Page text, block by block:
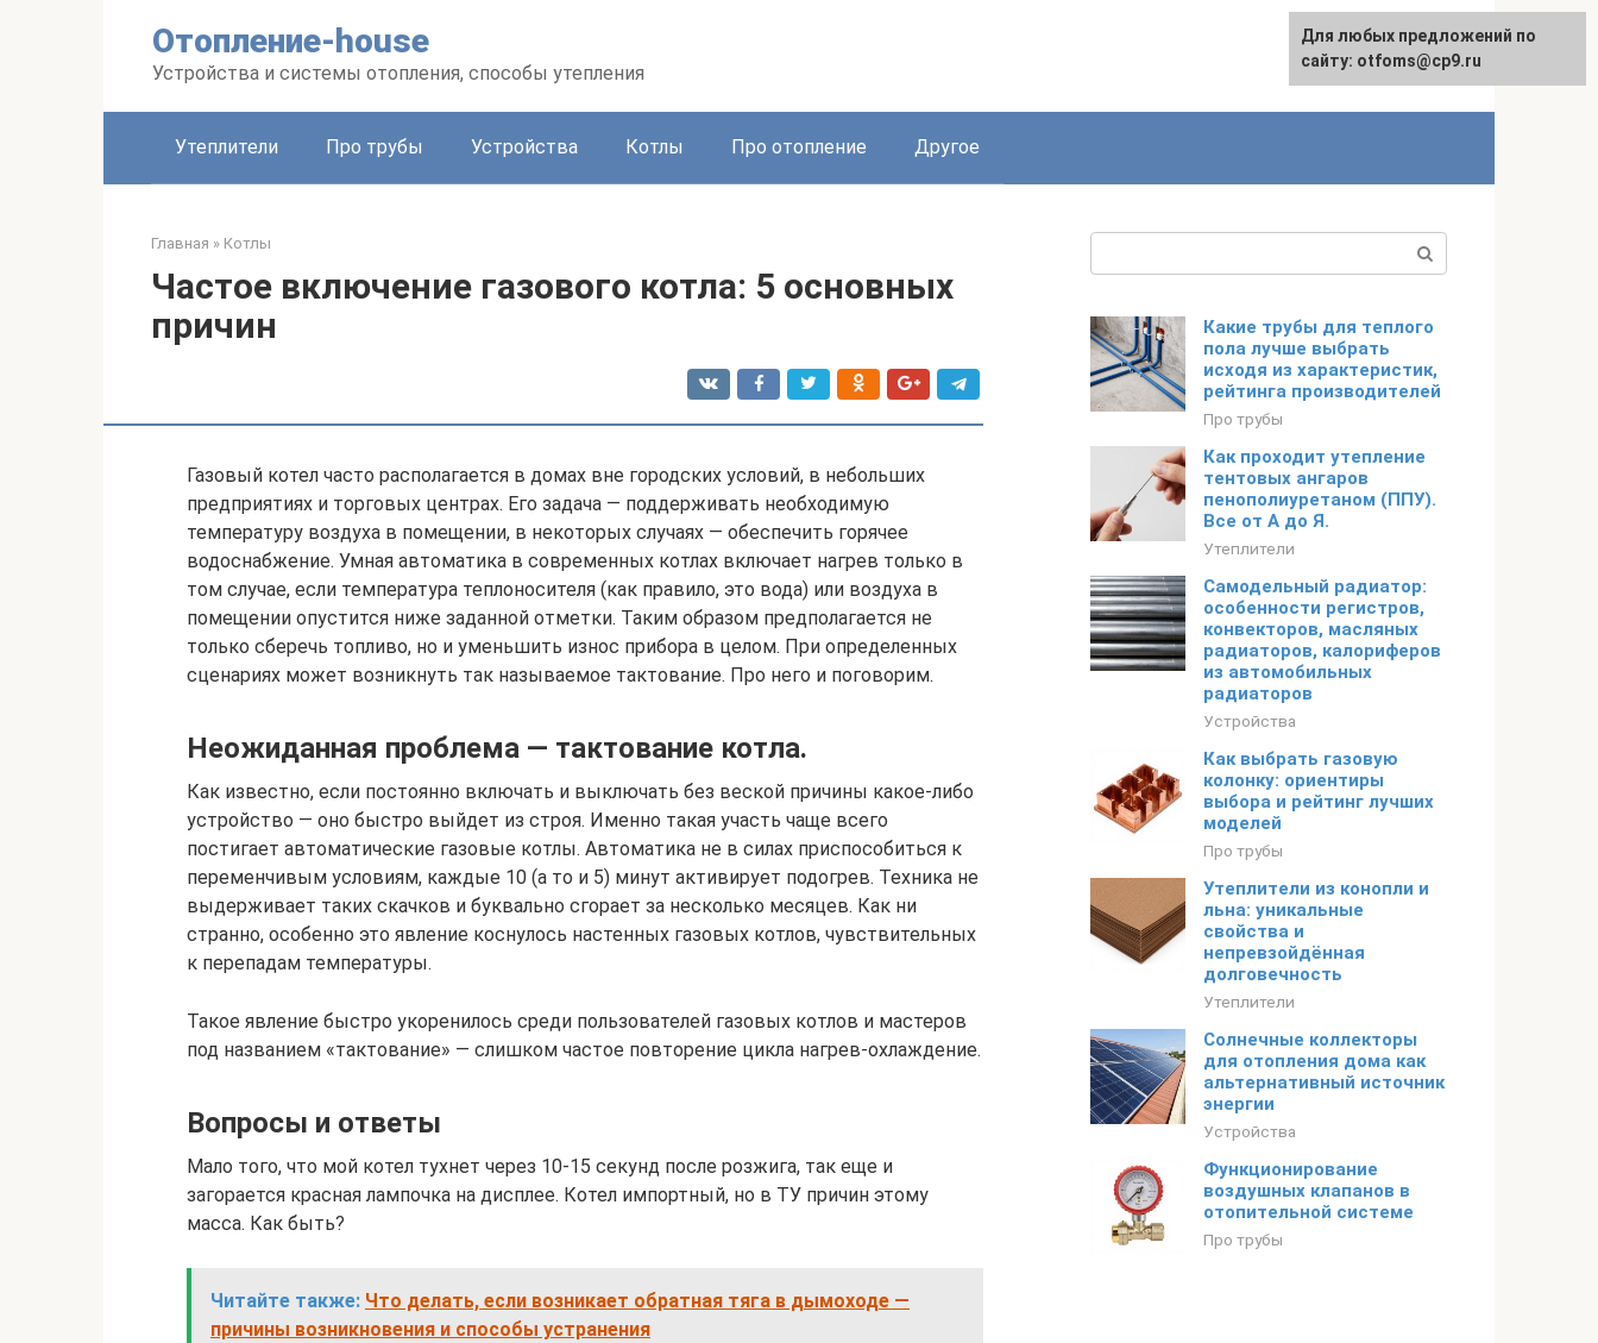
Отопление-house
Устройства и системы отопления, способы утепления
English
Утеплители Про трубы Устройства Котлы Про отопление Другое
Главная » Котлы
Частое включение газового котла: 5 основных
причин
Газовый котел часто располагается в домах вне городских условий, в небольших
предприятиях и торговых центрах. Его задача — поддерживать необходимую
температуру воздуха в помещении, в некоторых случаях — обеспечить горячее
водоснабжение. Умная автоматика в современных котлах включает нагрев только в
том случае, если температура теплоносителя (как правило, это вода) или воздуха в
помещении опустится ниже заданной отметки. Таким образом предполагается не
только сберечь топливо, но и уменьшить износ прибора в целом. При определенных
сценариях может возникнуть так называемое тактование. Про него и поговорим.
Неожиданная проблема — тактование котла.
Как известно, если постоянно включать и выключать без веской причины какое-либо
устройство — оно быстро выйдет из строя. Именно такая участь чаще всего
постигает автоматические газовые котлы. Автоматика не в силах приспособиться к
переменчивым условиям, каждые 10 (а то и 5) минут активирует подогрев. Техника не
выдерживает таких скачков и буквально сгорает за несколько месяцев. Как ни
странно, особенно это явление коснулось настенных газовых котлов, чувствительных
к перепадам температуры.
Такое явление быстро укоренилось среди пользователей газовых котлов и мастеров
под названием «тактование» — слишком частое повторение цикла нагрев-охлаждение.
Вопросы и ответы
Мало того, что мой котел тухнет через 10-15 секунд после розжига, так еще и
загорается красная лампочка на дисплее. Котел импортный, но в ТУ причин этому
масса. Как быть?
Читайте также: Что делать, если возникает обратная тяга в дымоходе —
причины возникновения и способы устранения
Какие трубы для теплого
пола лучше выбрать
исходя из характеристик,
рейтинга производителей
Про трубы
Как проходит утепление
тентовых ангаров
пенополиуретаном (ППУ).
Все от А до Я.
Утеплители
Самодельный радиатор:
особенности регистров,
конвекторов, масляных
радиаторов, калориферов
из автомобильных
радиаторов
Устройства
Как выбрать газовую
колонку: ориентиры
выбора и рейтинг лучших
моделей
Про трубы
Утеплители из конопли и
льна: уникальные
свойства и
непревзойдённая
долговечность
Утеплители
Солнечные коллекторы
для отопления дома как
альтернативный источник
энергии
Устройства
Функционирование
воздушных клапанов в
отопительной системе
Про трубы
Для любых предложений по
сайту: otfoms@cp9.ru